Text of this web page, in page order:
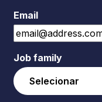
Email
Job family